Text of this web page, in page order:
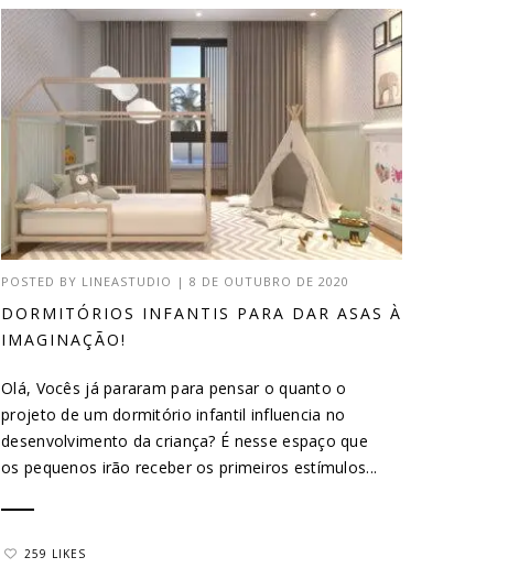
POSTED BY LINEASTUDIO |8 DE OUTUBRO DE 2020
DORMITÓRIOS INFANTIS PARA DAR ASAS À
IMAGINAÇÃO!
Olá, Vocês já pararam para pensar o quanto o
projeto de um dormitório infantil influencia no
desenvolvimento da criança? É nesse espaço que
os pequenos irão receber os primeiros estímulos...
259 LIKES